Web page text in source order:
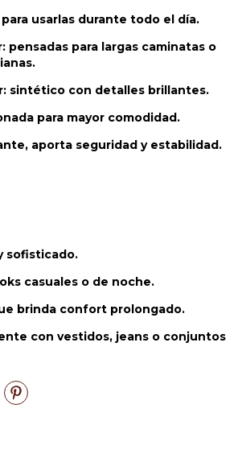
usarlas durante todo el día.
pensadas para largas caminatas o
sintético con detalles brillantes.
para mayor comodidad.
aporta seguridad y estabilidad.
sofisticado.
casuales o de noche.
brinda confort prolongado.
con vestidos, jeans o conjuntos